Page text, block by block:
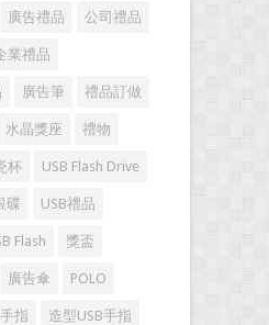
廣告禮品 公司禮品
業禮品
廣告筆 禮品訂做
水晶獎座 禮物
杯 USB Flash Drive
碟 USB禮品
Flash 獎盃
廣告傘 POLO
指 造型USB手指